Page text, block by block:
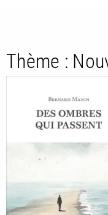
À PARAÎTRE
Thème :